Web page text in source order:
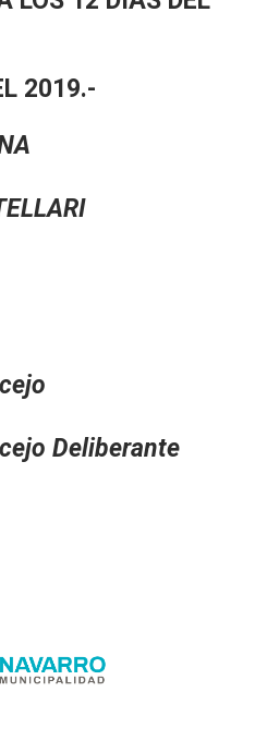
2019.-
Deliberante